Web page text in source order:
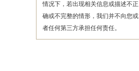
情况下，若出现相关信息或描述不正
确或不完整的情形，我们并不向您或
者任何第三方承担任何责任。